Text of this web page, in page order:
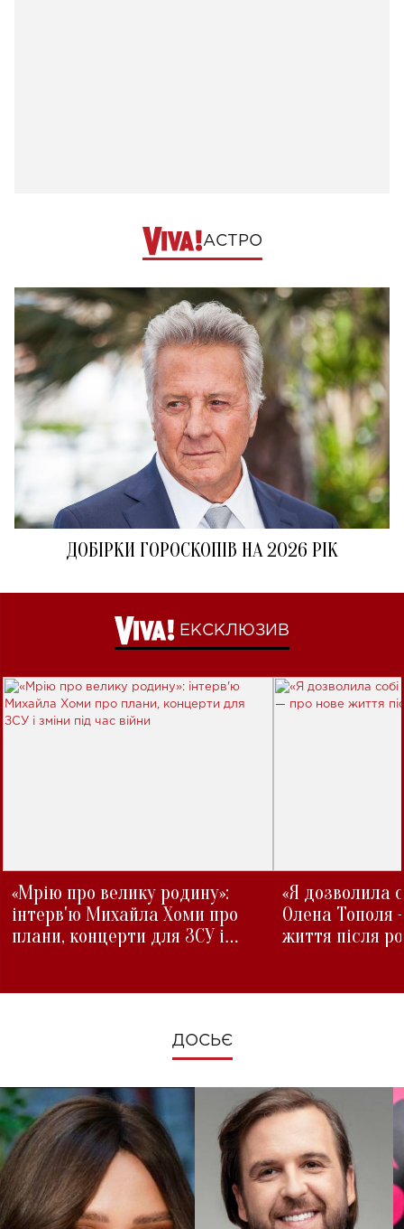
АСТРО
ДОБІРКИ ГОРОСКОПІВ НА 2026 РІК
ЕКСКЛЮЗИВ
«Мрію про велику родину»:
інтерв'ю Михайла Хоми про
плани, концерти для ЗСУ і
«Я дозволила
Олена Тополя
життя після
ДОСЬЄ